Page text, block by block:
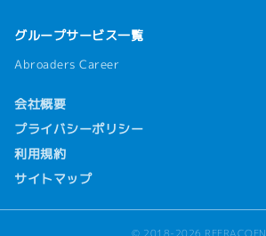
グループサービス一覧
Abroaders Career
会社概要
プライバシーポリシー
利用規約
サイトマップ
© 2018-2026 REERACOEN